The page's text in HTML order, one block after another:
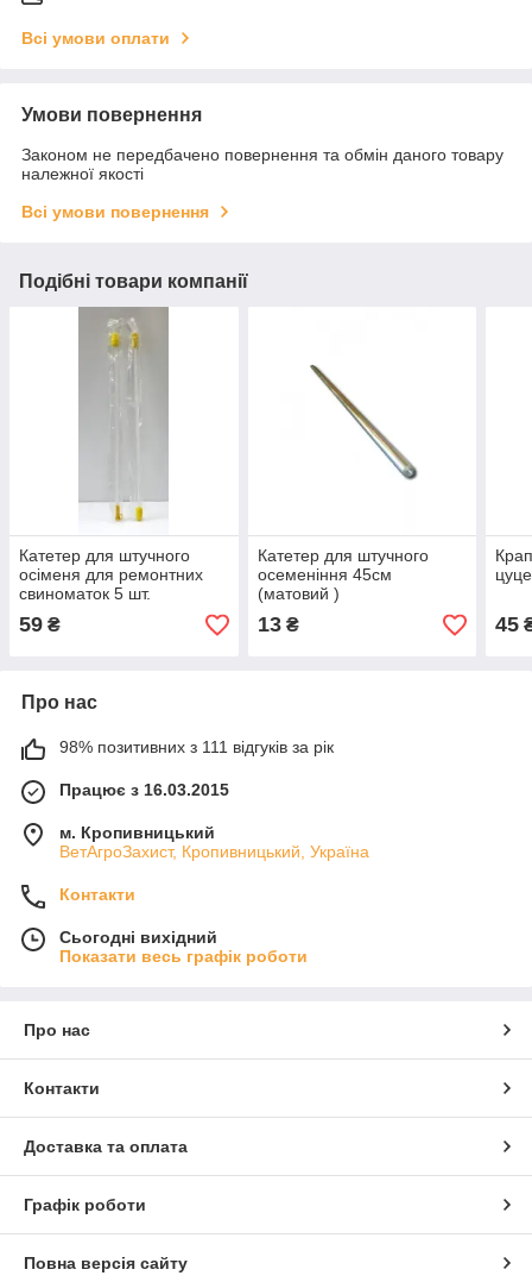
Всі умови оплати
Умови повернення
Законом не передбачено повернення та обмін даного товару
належної якості
Всі умови повернення
Подібні товари компанії
Катетер для штучного
осіменя для ремонтних
свиноматок 5 шт.
59 ₴
Катетер для штучного
осеменіння 45см
(матовий )
13₴ 45
Про нас
98% позитивних з 111 відгуків за рік
Працює з 16.03.2015
м. Кропивницький
ВетАгроЗахист, Кропивницький, Україна
Контакти
Сьогодні вихідний
Показати весь графік роботи
Про нас
Контакти
Доставка та оплата
Графік роботи
Повна версія сайту